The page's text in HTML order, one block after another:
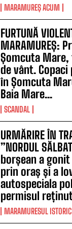
MARAMUREȘ ACUM
FURTUNĂ
MARAMUREȘ:
Șomcuta
de vânt.
în Șomcuta
Baia Mare...
SCANDAL
URMĂRIRE ÎN
”NORDUL
borșean a
prin oraș și a
autospeciala
permisul
MARAMURESUL ISTORIC